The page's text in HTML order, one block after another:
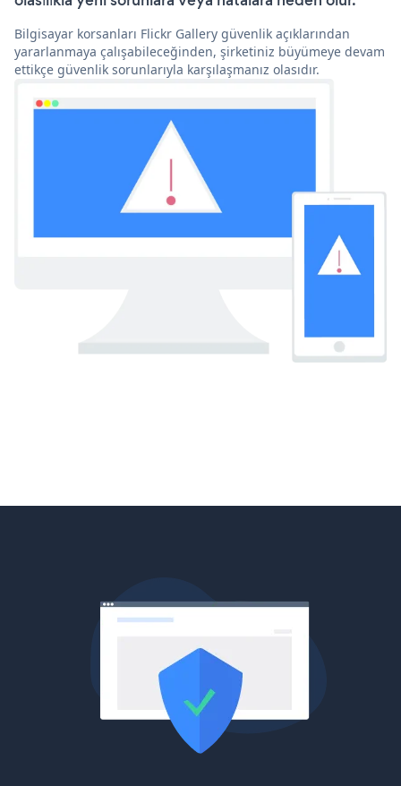
Bilgisayar korsanları Flickr Gallery güvenlik açıklarından
yararlanmaya çalışabileceğinden, şirketiniz büyümeye devam
ettikçe güvenlik sorunlarıyla karşılaşmanız olasıdır.